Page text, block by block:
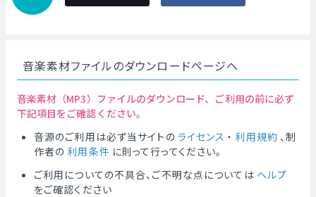
音楽素材ファイルのダウンロードページへ
音楽素材（MP3）ファイルのダウンロード、ご利用の前に必ず
下記項目をご確認ください。
音源のご利用は必ず当サイトの ライセンス ・ 利用規約 、制
作者の 利用条件 に則って行ってください。
ご利用についての不具合、ご不明な点については ヘルプ
をご確認ください